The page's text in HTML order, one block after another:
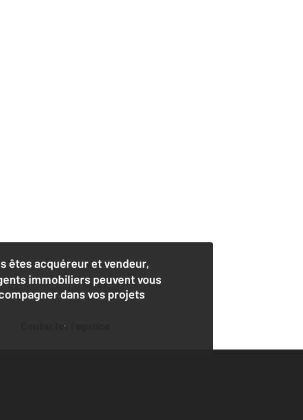
êtes acquéreur et vendeur,
immobiliers peuvent vous
dans vos projets
Contacter l'agence
Demander une estimation